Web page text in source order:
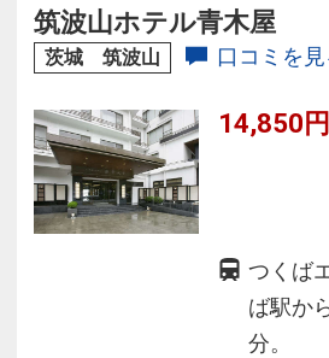
ァミリー牧場など観光の拠点
す。
筑波山ホテル青木屋
茨城 筑波山 口コミを見
14,850
つくば
ば駅か
分。